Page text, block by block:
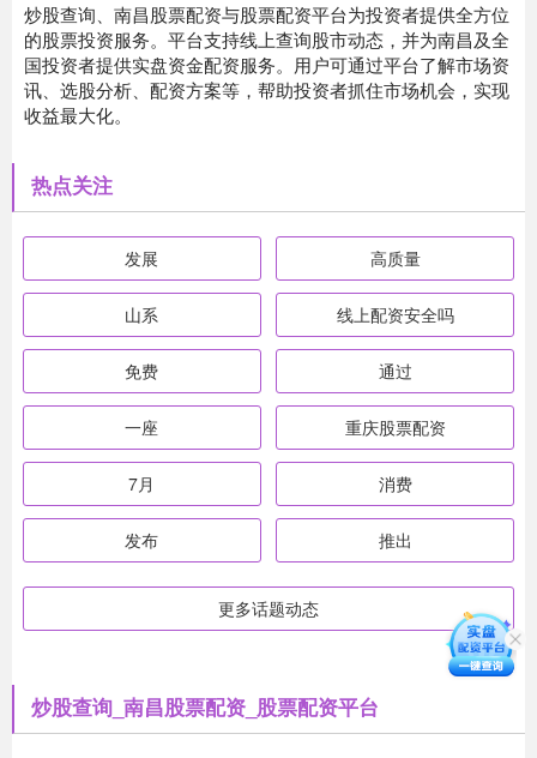
炒股查询、南昌股票配资与股票配资平台为投资者提供全方位
的股票投资服务。平台支持线上查询股市动态，并为南昌及全
国投资者提供实盘资金配资服务。用户可通过平台了解市场资
讯、选股分析、配资方案等，帮助投资者抓住市场机会，实现
收益最大化。
热点关注
发展 高质量
山系 线上配资安全吗
免费 通过
一座 重庆股票配资
7月 消费
发布 推出
更多话题动态
炒股查询_南昌股票配资_股票配资平台